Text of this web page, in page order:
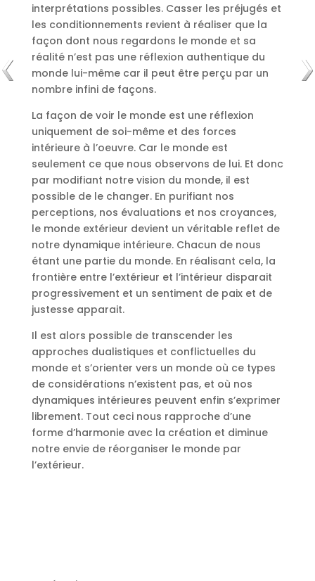
interprétations possibles. Casser les préjugés et
les conditionnements revient à réaliser que la
façon dont nous regardons le monde et sa
réalité n’est pas une réflexion authentique du
monde lui-même car il peut être perçu par un
nombre infini de façons.
La façon de voir le monde est une réflexion
uniquement de soi-même et des forces
intérieure à l’oeuvre. Car le monde est
seulement ce que nous observons de lui. Et donc
par modifiant notre vision du monde, il est
possible de le changer. En purifiant nos
perceptions, nos évaluations et nos croyances,
le monde extérieur devient un véritable reflet de
notre dynamique intérieure. Chacun de nous
étant une partie du monde. En réalisant cela, la
frontière entre l’extérieur et l’intérieur disparait
progressivement et un sentiment de paix et de
justesse apparait.
Il est alors possible de transcender les
approches dualistiques et conflictuelles du
monde et s’orienter vers un monde où ce types
de considérations n’existent pas, et où nos
dynamiques intérieures peuvent enfin s’exprimer
librement. Tout ceci nous rapproche d’une
forme d’harmonie avec la création et diminue
notre envie de réorganiser le monde par
l’extérieur.